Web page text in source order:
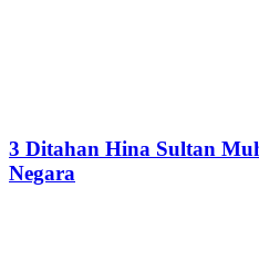
3 Ditahan Hina Sultan
Negara